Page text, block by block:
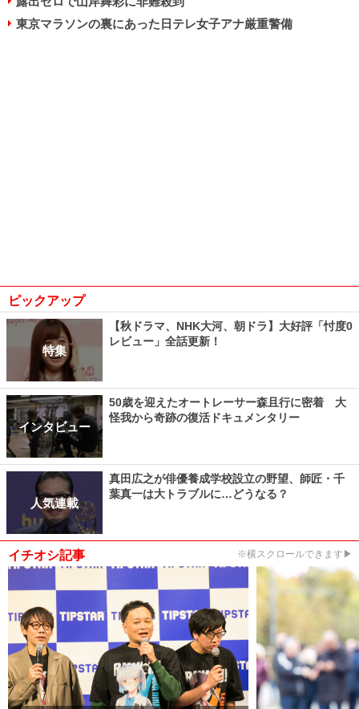
東京マラソンの裏にあった日テレ女子アナ厳重警備
ピックアップ
特集
【秋ドラマ、NHK大河、朝ドラ】大好評「忖度0
レビュー」全話更新！
インタビュー
50歳を迎えたオートレーサー森且行に密着 大
怪我から奇跡の復活ドキュメンタリー
人気連載
真田広之が俳優養成学校設立の野望、師匠・千
葉真一は大トラブルに…どうなる？
イチオシ記事 ※横スクロールできます▶